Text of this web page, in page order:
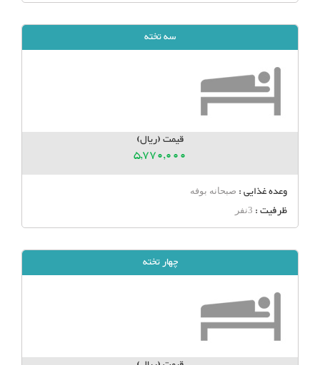
سه تخته
قیمت (ریال)
5,770,000
وعده غذایی : صبحانه بوفه
ظرفیت : 3نفر
چهار تخته